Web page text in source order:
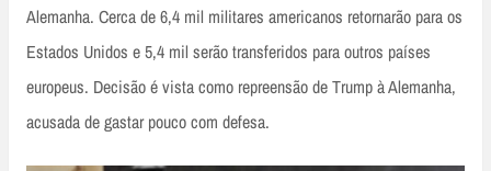
Alemanha. Cerca de 6,4 mil militares americanos retornarão para os
Estados Unidos e 5,4 mil serão transferidos para outros países
europeus. Decisão é vista como repreensão de Trump à Alemanha,
acusada de gastar pouco com defesa.